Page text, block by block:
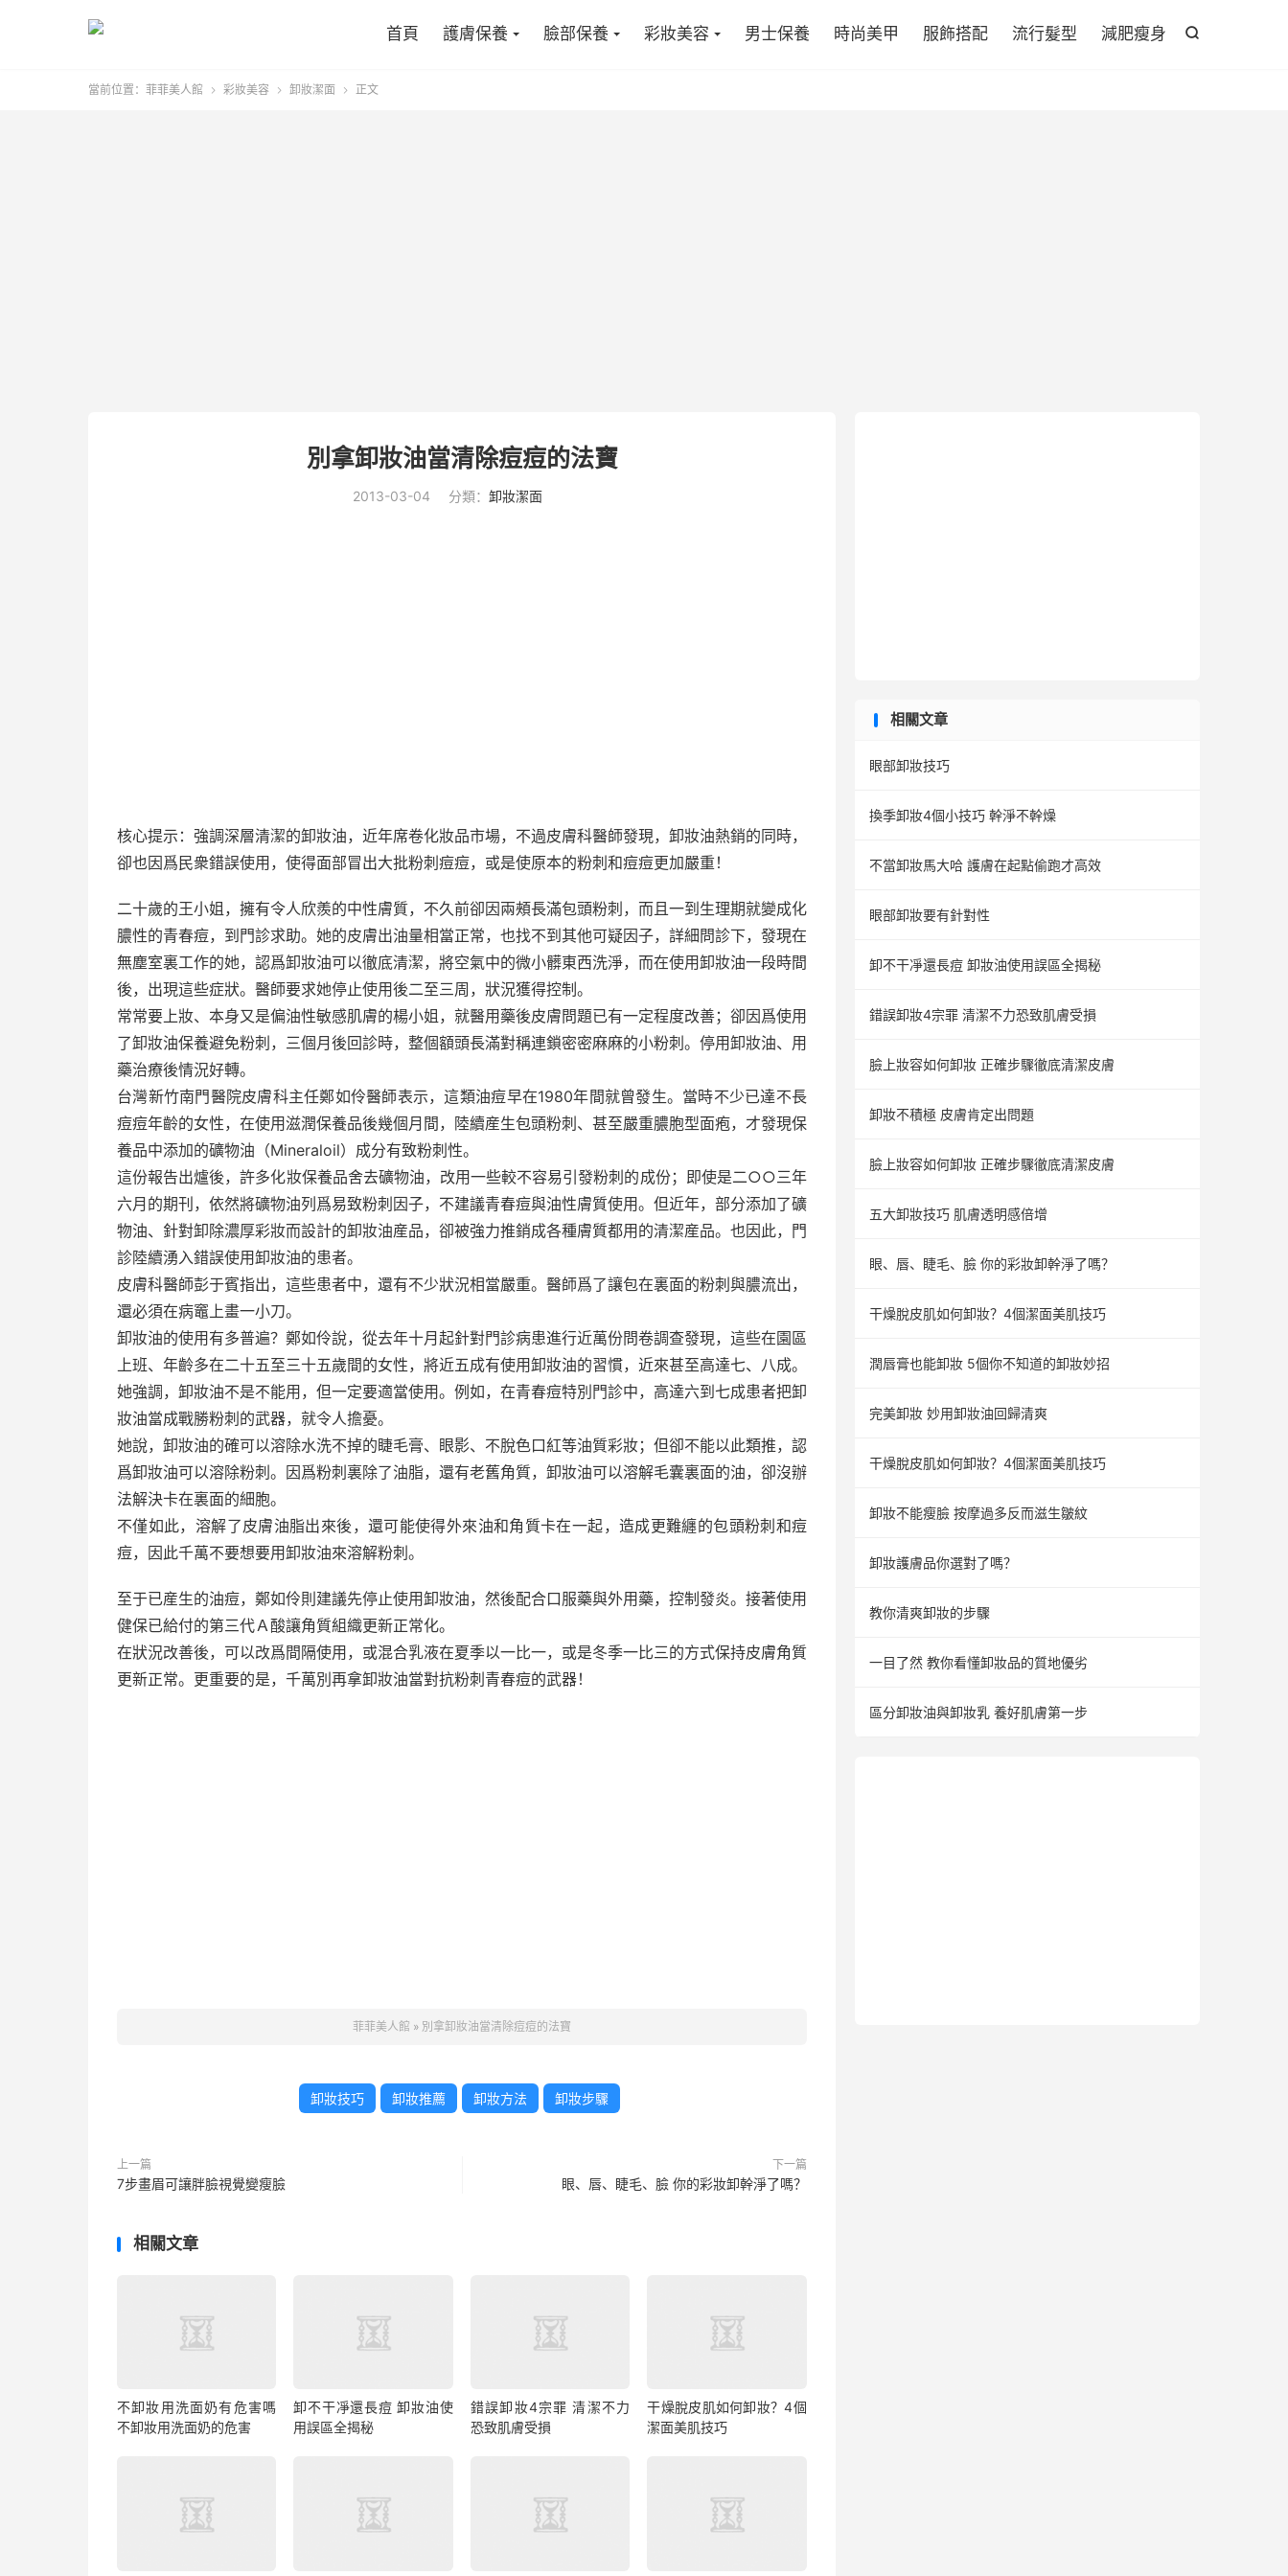

首頁 護膚保養 臉部保養 彩妝美容 男士保養 時尚美甲 服飾搭配 流行髮型 減肥瘦身
當前位置： 菲菲美人館  彩妝美容  卸妝潔面  正文
別拿卸妝油當清除痘痘的法寶
2013-03-04 分類： 卸妝潔面
核心提示：強調深層清潔的卸妝油，近年席卷化妝品市場，不過皮膚科醫師發現，卸妝油熱銷的同時，
卻也因爲民衆錯誤使用，使得面部冒出大批粉刺痘痘，或是使原本的粉刺和痘痘更加嚴重！
二十歲的王小姐，擁有令人欣羨的中性膚質，不久前卻因兩頰長滿包頭粉刺，而且一到生理期就變成化
膿性的青春痘，到門診求助。她的皮膚出油量相當正常，也找不到其他可疑因子，詳細問診下，發現在
無塵室裏工作的她，認爲卸妝油可以徹底清潔，將空氣中的微小髒東西洗淨，而在使用卸妝油一段時間
後，出現這些症狀。醫師要求她停止使用後二至三周，狀況獲得控制。
常常要上妝、本身又是偏油性敏感肌膚的楊小姐，就醫用藥後皮膚問題已有一定程度改善；卻因爲使用
了卸妝油保養避免粉刺，三個月後回診時，整個額頭長滿對稱連鎖密密麻麻的小粉刺。停用卸妝油、用
藥治療後情況好轉。
台灣新竹南門醫院皮膚科主任鄭如伶醫師表示，這類油痘早在1980年間就曾發生。當時不少已達不長
痘痘年齡的女性，在使用滋潤保養品後幾個月間，陸續産生包頭粉刺、甚至嚴重膿胞型面疱，才發現保
養品中添加的礦物油（Mineraloil）成分有致粉刺性。
這份報告出爐後，許多化妝保養品舍去礦物油，改用一些較不容易引發粉刺的成份；即使是二○○三年
六月的期刊，依然將礦物油列爲易致粉刺因子，不建議青春痘與油性膚質使用。但近年，部分添加了礦
物油、針對卸除濃厚彩妝而設計的卸妝油産品，卻被強力推銷成各種膚質都用的清潔産品。也因此，門
診陸續湧入錯誤使用卸妝油的患者。
皮膚科醫師彭于賓指出，這些患者中，還有不少狀況相當嚴重。醫師爲了讓包在裏面的粉刺與膿流出，
還必須在病竈上畫一小刀。
卸妝油的使用有多普遍？鄭如伶說，從去年十月起針對門診病患進行近萬份問卷調查發現，這些在園區
上班、年齡多在二十五至三十五歲間的女性，將近五成有使用卸妝油的習慣，近來甚至高達七、八成。
她強調，卸妝油不是不能用，但一定要適當使用。例如，在青春痘特別門診中，高達六到七成患者把卸
妝油當成戰勝粉刺的武器，就令人擔憂。
她說，卸妝油的確可以溶除水洗不掉的睫毛膏、眼影、不脫色口紅等油質彩妝；但卻不能以此類推，認
爲卸妝油可以溶除粉刺。因爲粉刺裏除了油脂，還有老舊角質，卸妝油可以溶解毛囊裏面的油，卻沒辦
法解決卡在裏面的細胞。
不僅如此，溶解了皮膚油脂出來後，還可能使得外來油和角質卡在一起，造成更難纏的包頭粉刺和痘
痘，因此千萬不要想要用卸妝油來溶解粉刺。
至于已産生的油痘，鄭如伶則建議先停止使用卸妝油，然後配合口服藥與外用藥，控制發炎。接著使用
健保已給付的第三代Ａ酸讓角質組織更新正常化。
在狀況改善後，可以改爲間隔使用，或混合乳液在夏季以一比一，或是冬季一比三的方式保持皮膚角質
更新正常。更重要的是，千萬別再拿卸妝油當對抗粉刺青春痘的武器！
菲菲美人館 » 別拿卸妝油當清除痘痘的法寶
卸妝技巧 卸妝推薦 卸妝方法 卸妝步驟
上一篇
7步畫眉可讓胖臉視覺變瘦臉
下一篇
眼、唇、睫毛、臉 你的彩妝卸幹淨了嗎？
相關文章
不卸妝用洗面奶有危害嗎
不卸妝用洗面奶的危害
卸不干凈還長痘 卸妝油使
用誤區全揭秘
錯誤卸妝4宗罪 清潔不力
恐致肌膚受損
干燥脫皮肌如何卸妝？4個
潔面美肌技巧
相關文章
眼部卸妝技巧
換季卸妝4個小技巧 幹淨不幹燥
不當卸妝馬大哈 護膚在起點偷跑才高效
眼部卸妝要有針對性
卸不干凈還長痘 卸妝油使用誤區全揭秘
錯誤卸妝4宗罪 清潔不力恐致肌膚受損
臉上妝容如何卸妝 正確步驟徹底清潔皮膚
卸妝不積極 皮膚肯定出問題
臉上妝容如何卸妝 正確步驟徹底清潔皮膚
五大卸妝技巧 肌膚透明感倍增
眼、唇、睫毛、臉 你的彩妝卸幹淨了嗎？
干燥脫皮肌如何卸妝？4個潔面美肌技巧
潤唇膏也能卸妝 5個你不知道的卸妝妙招
完美卸妝 妙用卸妝油回歸清爽
干燥脫皮肌如何卸妝？4個潔面美肌技巧
卸妝不能瘦臉 按摩過多反而滋生皺紋
卸妝護膚品你選對了嗎？
教你清爽卸妝的步驟
一目了然 教你看懂卸妝品的質地優劣
區分卸妝油與卸妝乳 養好肌膚第一步